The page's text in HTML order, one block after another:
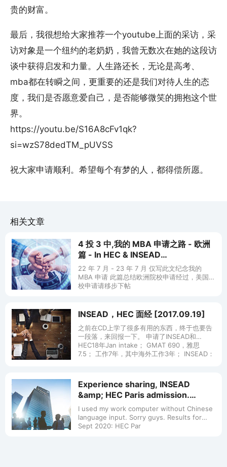
贵的财富。
最后，我很想给大家推荐一个youtube上面的采访，采
访对象是一个纽约的老奶奶，我曾无数次在她的这段访
谈中获得启发和力量。人生路还长，无论是高考、
mba都在转瞬之间，更重要的还是我们对待人生的态
度，我们是否愿意爱自己，是否能够微笑的拥抱这个世
界。
https://youtu.be/S16A8cFv1qk?
si=wzS78dedTM_pUVSS
祝大家申请顺利。希望每个有梦的人，都得偿所愿。
相关文章
4 投 3 中,我的 MBA 申请之路 - 欧洲
篇 - In HEC & INSEAD
[2023.09.05]
22 年 7 月 - 23 年 7 月 仅写此文纪念我的
MBA 申请 此篇总结欧洲院校申请经过，美国院
校申请请移步下帖
INSEAD，HEC 面经 [2017.09.19]
之前在CD上学了很多有用的东西，终于也要告
一段落，来回报一下。 申请了INSEAD和
HEC18年Jan intake； GMAT 690，雅思
7.5； 工作7年，其中海外工作3年； INSEAD：
Experience sharing, INSEAD
&amp; HEC Paris admission.
&amp; IESE waiting [2019.11.21]
I used my work computer without Chinese
language input. Sorry guys. Results for
Sept 2020: HEC Par